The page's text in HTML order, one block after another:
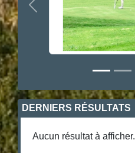
Précedent
DERNIERS RÉSULTATS
Aucun résultat à afficher.